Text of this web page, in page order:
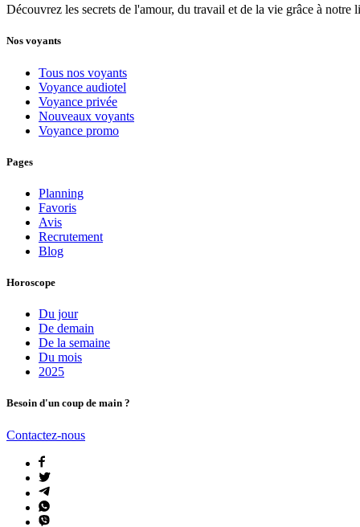
Découvrez les secrets de l'amour, du travail et de la vie grâce à notre
Nos voyants
Tous nos voyants
Voyance audiotel
Voyance privée
Nouveaux voyants
Voyance promo
Pages
Planning
Favoris
Avis
Recrutement
Blog
Horoscope
Du jour
De demain
De la semaine
Du mois
2025
Besoin d'un coup de main ?
Contactez-nous